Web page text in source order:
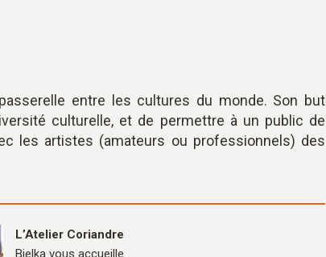
entre les cultures du monde. Son but
culturelle, et de permettre à un public de
les artistes (amateurs ou professionnels) des
L’Atelier Coriandre